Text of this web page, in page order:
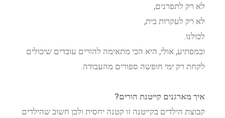
לא רק לתפרנים,
לא רק לעקרות בית,
לכולנו.
ובמפתיע, אולי, היא הכי מתאימה להורים עובדים שיכולים
לקחת רק ימי חופשה ספורים מהעבודה.
איך מארגנים קייטנת הורים?
קבוצת הילדים בקייטנה זו קטנה יחסית ולכן חשוב שהילדים